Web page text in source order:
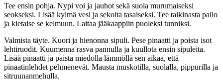
Tee ensin pohja. Nypi voi ja jauhot sekä suola murumaiseksi
seokseksi. Lisää kylmä vesi ja sekoita tasaiseksi. Tee taikinasta pallo
ja kietaise se kelmuun. Laitaa jääkaappiin puoleksi tunniksi.
Valmista täyte. Kuori ja hienonna sipuli. Pese pinaatti ja poista isot
lehtiruodit. Kuumenna rasva pannulla ja kuullota ensin sipuleita.
Lisää pinaatti ja paista miedolla lämmöllä sen aikaa, että
pinaatinlehdet pehmenevät. Mausta muskotilla, suolalla, pippurilla ja
sitruunanmehulla.